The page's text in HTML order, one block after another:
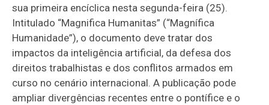
sua primeira encíclica nesta segunda-feira (25).
Intitulado “Magnifica Humanitas” (“Magnífica
Humanidade”), o documento deve tratar dos
impactos da inteligência artificial, da defesa dos
direitos trabalhistas e dos conflitos armados em
curso no cenário internacional. A publicação pode
ampliar divergências recentes entre o pontífice e o